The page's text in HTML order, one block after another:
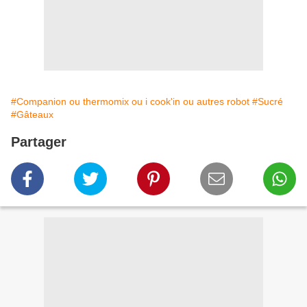
#Companion ou thermomix ou i cook'in ou autres robot #Sucré
#Gâteaux
Partager